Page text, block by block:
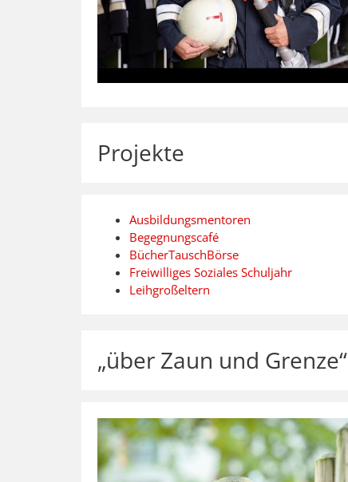
Projekte
Ausbildungsmentoren
Begegnungscafé
BücherTauschBörse
Freiwilliges Soziales Schuljahr
Leihgroßeltern
„über Zaun und Grenze“